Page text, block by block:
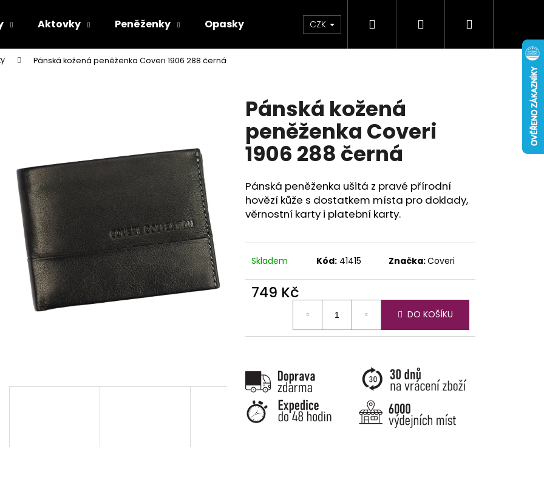
Aktovky Peněženky Opasky Doplňky Novinky
CZK Hledat PřihlášeníNákupní
Pánská kožená peněženka Coveri 1906 288 černá
Pánská kožená
peněženka Coveri
1906 288 černá
Pánská peněženka ušitá z pravé přírodní
hovězí kůže s dostatkem místa pro doklady,
věrnostní karty i platební karty.
Skladem Kód: 41415 Značka:Coveri
749 Kč
DO KOŠÍKU
Co potřebujete najít?
Doporučujeme